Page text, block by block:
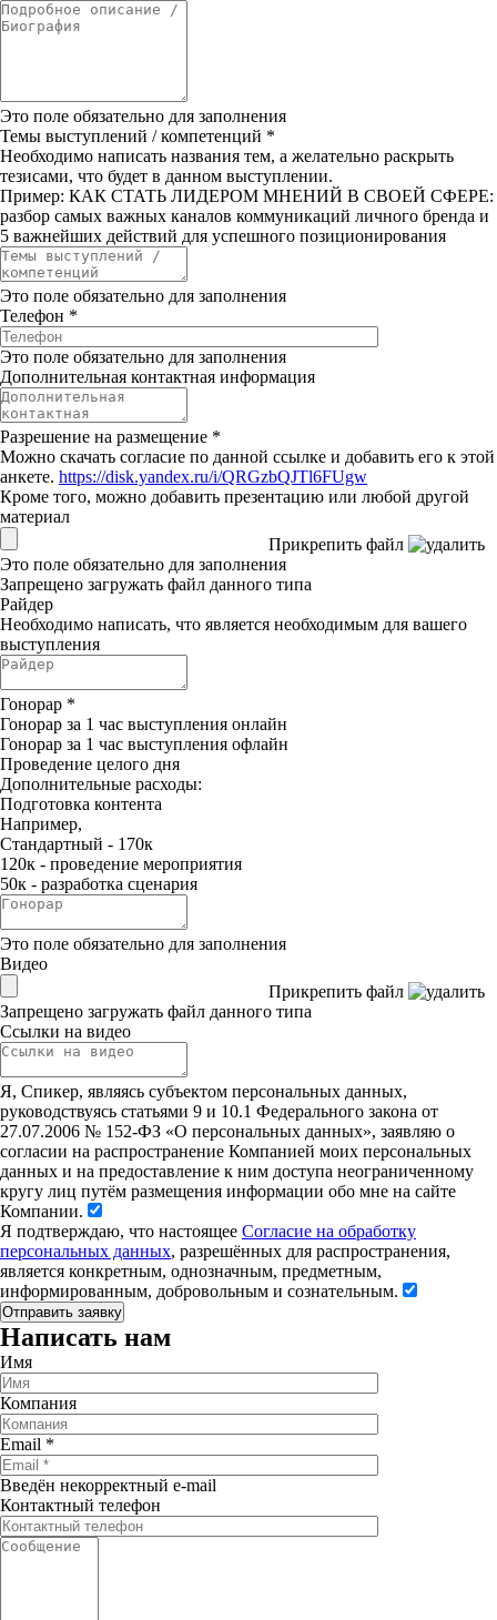
Это поле обязательно для заполнения
Темы выступлений / компетенций *
Необходимо написать названия тем, а желательно раскрыть
тезисами, что будет в данном выступлении.
Пример: КАК СТАТЬ ЛИДЕРОМ МНЕНИЙ В СВОЕЙ СФЕРЕ:
разбор самых важных каналов коммуникаций личного бренда и
5 важнейших действий для успешного позиционирования
Это поле обязательно для заполнения
Телефон *
Это поле обязательно для заполнения
Дополнительная контактная информация
Разрешение на размещение *
Можно скачать согласие по данной ссылке и добавить его к этой
анкете. https://disk.yandex.ru/i/QRGzbQJTl6FUgw
Кроме того, можно добавить презентацию или любой другой
материал
Прикрепить файл
Это поле обязательно для заполнения
Запрещено загружать файл данного типа
Райдер
Необходимо написать, что является необходимым для вашего
выступления
Гонорар *
Гонорар за 1 час выступления онлайн
Гонорар за 1 час выступления офлайн
Проведение целого дня
Дополнительные расходы:
Подготовка контента
Например,
Стандартный - 170к
120к - проведение мероприятия
50к - разработка сценария
Это поле обязательно для заполнения
Видео
Прикрепить файл
Запрещено загружать файл данного типа
Ссылки на видео
Я, Спикер, являясь субъектом персональных данных,
руководствуясь статьями 9 и 10.1 Федерального закона от
27.07.2006 № 152-ФЗ «О персональных данных», заявляю о
согласии на распространение Компанией моих персональных
данных и на предоставление к ним доступа неограниченному
кругу лиц путём размещения информации обо мне на сайте
Компании.
Я подтверждаю, что настоящее Согласие на обработку
персональных данных, разрешённых для распространения,
является конкретным, однозначным, предметным,
информированным, добровольным и сознательным.
Написать нам
Имя
Компания
Email *
Введён некорректный e-mail
Контактный телефон